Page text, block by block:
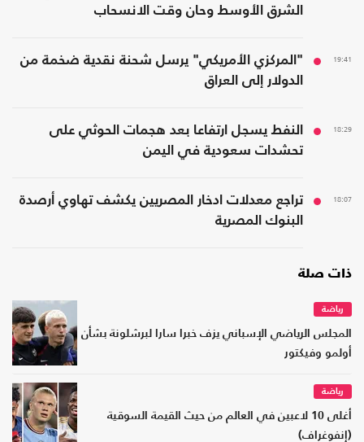
الشرق الأوسط وحان وقت الانسحاب
19:41
"المركزي الأمريكي" يرسل شحنة نقدية ضخمة من
الدولار إلى العراق
18:29
النفط يسجل ارتفاعا بعد هجمات الحوثي على
تحشدات سعودية في اليمن
18:07
تراجع معدلات ادخار المصريين يكشف تهاوي أرصدة
البنوك المصرية
ذات صلة
رياضة
المجلس الرياضي الإسباني يزف خبرا سارا لبرشلونة بشأن
أولمو وفيكتور
رياضة
أغلى 10 لاعبين في العالم من حيث القيمة السوقية
(إنفوغراف)